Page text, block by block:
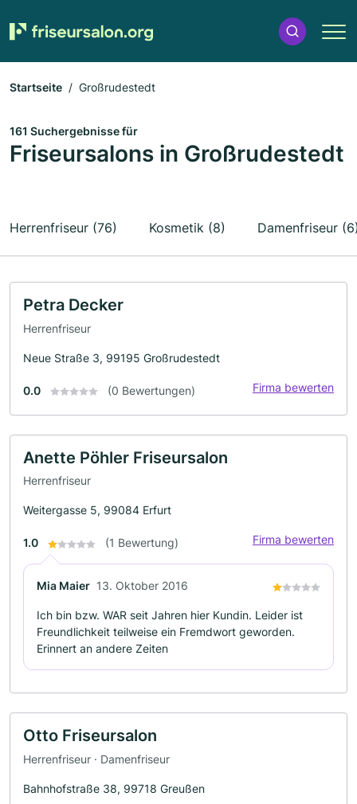
Startseite Großrudestedt
161 Suchergebnisse für
Friseursalons in Großrudestedt
Herrenfriseur (76) Kosmetik (8) Damenfriseur
Petra Decker
Herrenfriseur
Neue Straße 3, 99195 Großrudestedt
0.0 (0 Bewertungen) Firma bewerten
Anette Pöhler Friseursalon
Herrenfriseur
Weitergasse 5, 99084 Erfurt
1.0 (1 Bewertung) Firma bewerten
Mia Maier 13. Oktober 2016
Ich bin bzw. WAR seit Jahren hier Kundin. Leider ist
Freundlichkeit teilweise ein Fremdwort geworden.
Erinnert an andere Zeiten
Otto Friseursalon
Herrenfriseur · Damenfriseur
Bahnhofstraße 38, 99718 Greußen